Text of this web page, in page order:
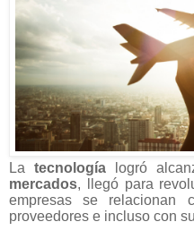
La tecnología logró
mercados, llegó para
empresas se relacionan
proveedores e incluso con